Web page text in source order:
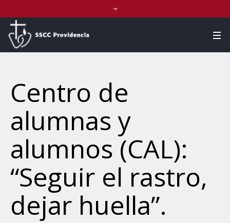
Centro de
alumnas y
alumnos (CAL):
“Seguir el rastro,
dejar huella”.